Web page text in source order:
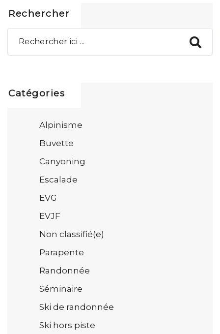
Rechercher
Catégories
Alpinisme
Buvette
Canyoning
Escalade
EVG
EVJF
Non classifié(e)
Parapente
Randonnée
Séminaire
Ski de randonnée
Ski hors piste